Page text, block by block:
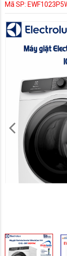
Mã SP: